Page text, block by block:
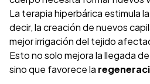
La terapia hiperbárica estimula la
decir, la creación de nuevos
mejor irrigación del tejido
Esto no solo mejora la llegada
sino que favorece la